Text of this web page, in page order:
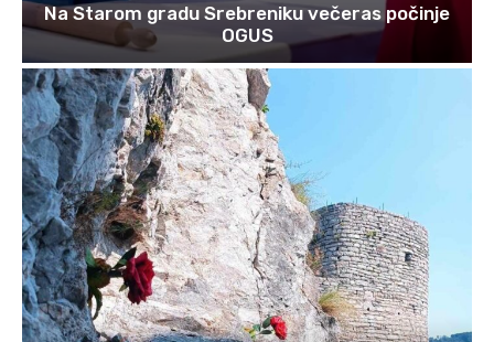
Na Starom gradu Srebreniku večeras počinje
OGUS